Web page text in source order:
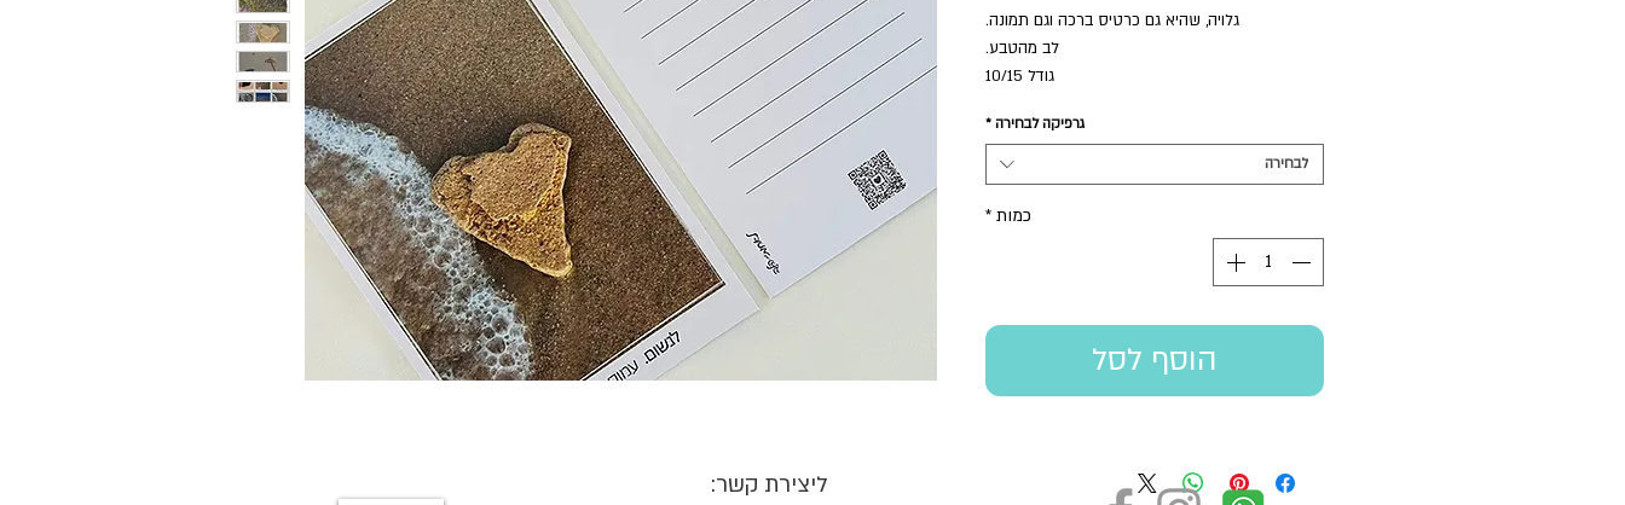
גלויה, שהיא גם כרטיס ברכה וגם תמונה.
לב מהטבע.
גודל 10/15
ניתן להזמין מארז של 6 גלויות
גרפיקה לבחירה *
לבחירה
כמות *
הוסף לסל
ליצירת קשר: